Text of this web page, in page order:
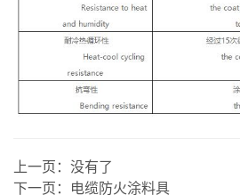
上一页： 没有了
下一页：
电缆防火涂料具